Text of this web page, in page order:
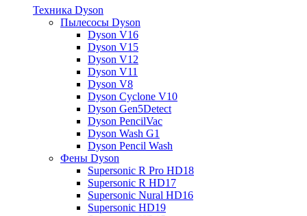
Техника Dyson
Пылесосы Dyson
Dyson V16
Dyson V15
Dyson V12
Dyson V11
Dyson V8
Dyson Cyclone V10
Dyson Gen5Detect
Dyson PencilVac
Dyson Wash G1
Dyson Pencil Wash
Фены Dyson
Supersonic R Pro HD18
Supersonic R HD17
Supersonic Nural HD16
Supersonic HD19